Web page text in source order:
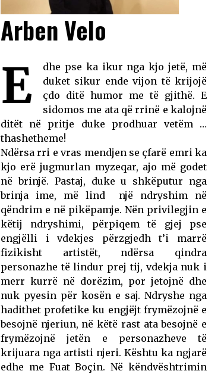
Arben Velo
E
dhe pse ka ikur nga kjo jetë, më
duket sikur ende vijon të krijojë
çdo ditë humor me të gjithë. E
sidomos me ata që rrinë e kalojnë
ditët në pritje duke prodhuar vetëm …
thashetheme!
Ndërsa rri e vras mendjen se çfarë emri ka
kjo erë jugmurlan myzeqar, ajo më godet
në brinjë. Pastaj, duke u shkëputur nga
brinja ime, më lind një ndryshim në
qëndrim e në pikëpamje. Nën privilegjin e
këtij ndryshimi, përpiqem të gjej pse
engjëlli i vdekjes përzgjedh t’i marrë
fizikisht artistët, ndërsa qindra
personazhe të lindur prej tij, vdekja nuk i
merr kurrë në dorëzim, por jetojnë dhe
nuk pyesin për kosën e saj. Ndryshe nga
hadithet profetike ku engjëjt frymëzojnë e
besojnë njeriun, në këtë rast ata besojnë e
frymëzojnë jetën e personazheve të
krijuara nga artisti njeri. Kështu ka ngjarë
edhe me Fuat Boçin. Në këndvështrimin